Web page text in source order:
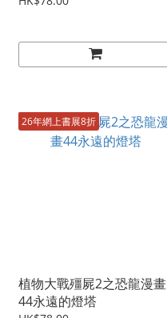
26年網上書展8折
植物大戰殭屍2之恐龍漫畫
44永遠的燈塔